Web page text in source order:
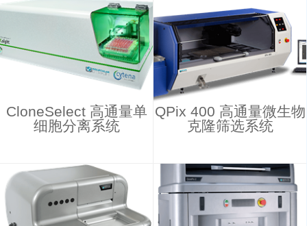
CloneSelect 高通量单
细胞分离系统
QPix 400 高通量微生物
克隆筛选系统